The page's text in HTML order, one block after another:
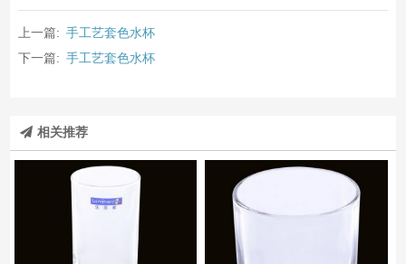
上一篇: 手工艺套色水杯
下一篇: 手工艺套色水杯
相关推荐